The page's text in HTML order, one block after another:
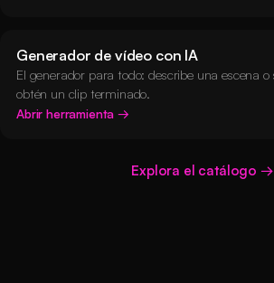
Generador de vídeo con IA
El generador para todo: describe una escena o
obtén un clip terminado.
Abrir herramienta
Explora el catálogo